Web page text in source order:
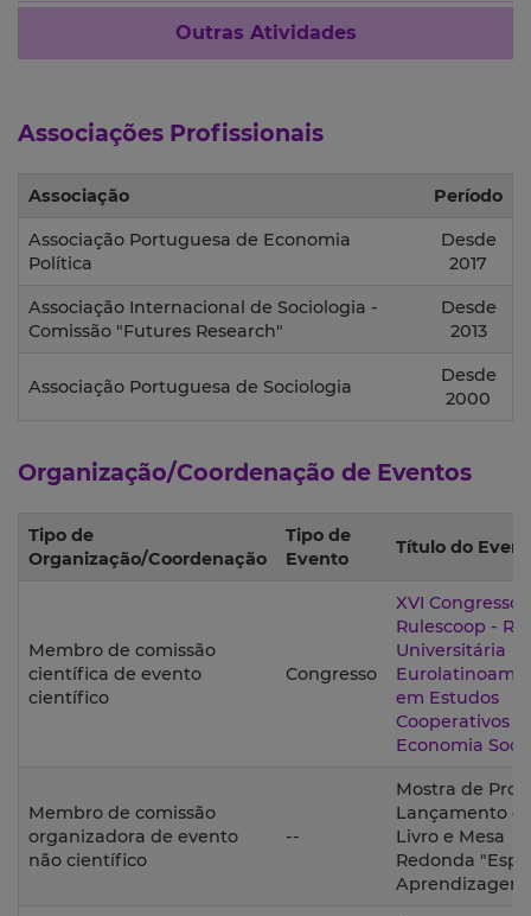
Outras Atividades
Associações Profissionais
Associação Período
Associação Portuguesa de Economia
Política
Desde
2017
Associação Internacional de Sociologia -
Comissão "Futures Research"
Desde
2013
Associação Portuguesa de Sociologia
Desde
2000
Organização/Coordenação de Eventos
Tipo de
Organização/Coordenação
Tipo de
Evento
Título do
Membro de comissão
científica de evento
científico
Congresso
XVI Congresso
Rulescoop -
Universitária
em Estudos
Cooperativos e
Economia
Membro de comissão
organizadora de evento
não científico
--
Mostra de
Lançamento
Livro e Mesa
Redonda